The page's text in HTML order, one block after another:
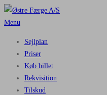
Spring
til
Menu
Sejlplan
Priser
Køb billet
Rekvisition
Tilskud